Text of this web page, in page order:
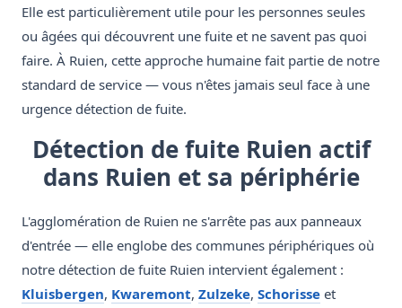
Elle est particulièrement utile pour les personnes seules
ou âgées qui découvrent une fuite et ne savent pas quoi
faire. À Ruien, cette approche humaine fait partie de notre
standard de service — vous n'êtes jamais seul face à une
urgence détection de fuite.
Détection de fuite Ruien actif
dans Ruien et sa périphérie
L'agglomération de Ruien ne s'arrête pas aux panneaux
d'entrée — elle englobe des communes périphériques où
notre détection de fuite Ruien intervient également :
Kluisbergen, Kwaremont, Zulzeke, Schorisse et